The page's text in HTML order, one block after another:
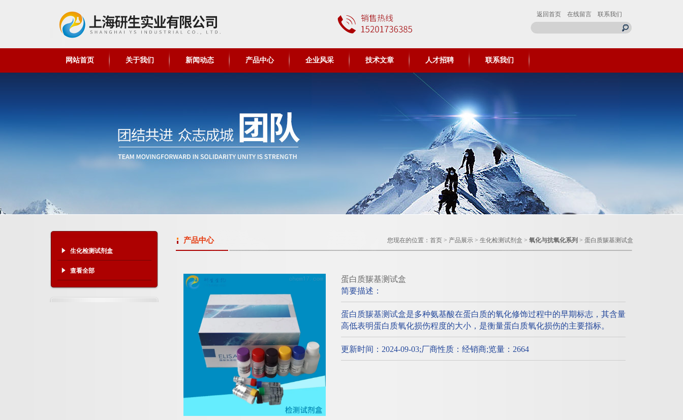
返回首页 在线留言 联系我们
网站首页 关于我们 新闻动态 产品中心 企业风采 技术文章 人才招聘 联系我们
生化检测试剂盒
查看全部
产品中心 您现在的位置： 首页 > 产品展示 > 生化检测试剂盒 > 氧化与抗氧化系列 > 蛋白质羰基测试盒
蛋白质羰基测试盒
简要描述：
蛋白质羰基测试盒是多种氨基酸在蛋白质的氧化修饰过程中的早期标志，其含量
高低表明蛋白质氧化损伤程度的大小，是衡量蛋白质氧化损伤的主要指标。
更新时间：2024-09-03;厂商性质：经销商;览量：2664